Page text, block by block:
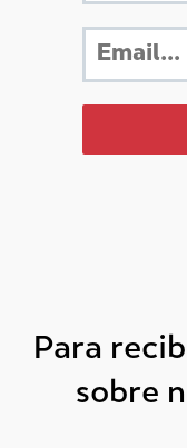
Para
sobre